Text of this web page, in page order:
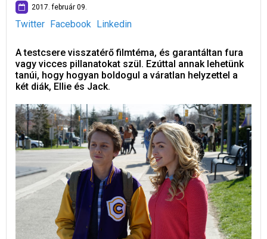
2017. február 09.
Twitter Facebook Linkedin
A testcsere visszatérő filmtéma, és garantáltan fura
vagy vicces pillanatokat szül. Ezúttal annak lehetünk
tanúi, hogy hogyan boldogul a váratlan helyzettel a
két diák, Ellie és Jack.